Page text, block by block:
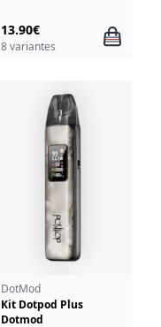
13.90€
8 variantes
DotMod
Kit Dotpod Plus
Dotmod